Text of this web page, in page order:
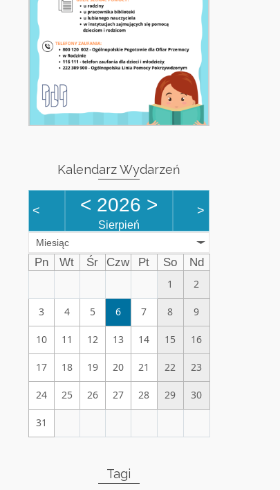
Kalendarz Wydarzeń
< < 2026 >
Sierpień
>
Miesiąc
Pn Wt Śr Czw Pt So
Nd
1
2
3 4 5 6 7 8 9
10 11 12 13 14 15 16
17 18 19 20 21 22 23
24 25 26 27 28 29 30
31
Tagi